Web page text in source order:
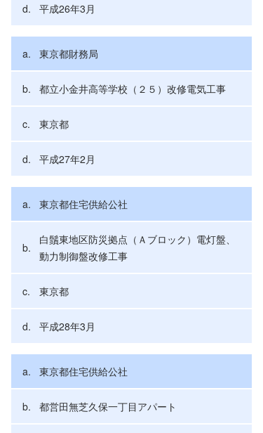
平成26年3月
東京都財務局
都立小金井高等学校（２５）改修電気工事
東京都
平成27年2月
東京都住宅供給公社
白鬚東地区防災拠点（Ａブロック）電灯盤、
動力制御盤改修工事
東京都
平成28年3月
東京都住宅供給公社
都営田無芝久保一丁目アパート